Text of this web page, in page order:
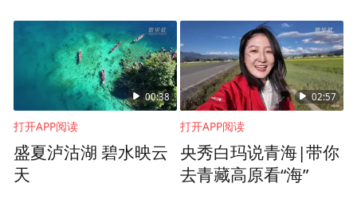
00:38
打开APP阅读
盛夏泸沽湖 碧水映云
天
02:57
打开APP阅读
央秀白玛说青海|带你
去青藏高原看“海”